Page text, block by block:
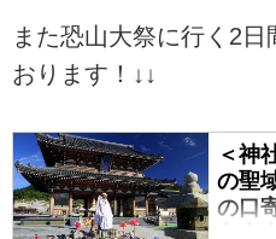
＜神
発】
ー・
リズ
また恐山大祭に行く2
おります！↓↓
＜神
の聖
の口
主